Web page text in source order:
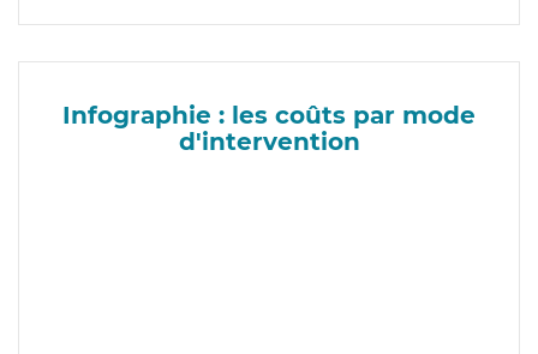
Infographie : les coûts par mode
d'intervention